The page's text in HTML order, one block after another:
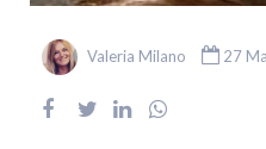
Valeria Milano 27